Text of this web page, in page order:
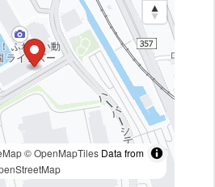
© OpenMapTilesData from